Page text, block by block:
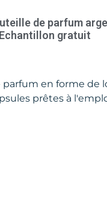
de parfum
gratuit